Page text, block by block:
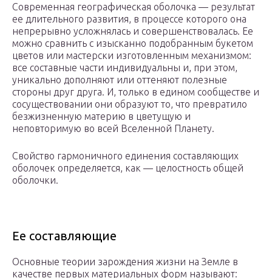
Современная географическая оболочка — результат
ее длительного развития, в процессе которого она
непрерывно усложнялась и совершенствовалась. Ее
можно сравнить с изысканно подобранным букетом
цветов или мастерски изготовленным механизмом:
все составные части индивидуальны и, при этом,
уникально дополняют или оттеняют полезные
стороны друг друга. И, только в едином сообществе и
сосуществовании они образуют то, что превратило
безжизненную материю в цветущую и
неповторимую во всей Вселенной Планету.
Свойство гармоничного единения составляющих
оболочек определяется, как — целостность общей
оболочки.
Ее составляющие
Основные теории зарождения жизни на Земле в
качестве первых материальных форм называют: